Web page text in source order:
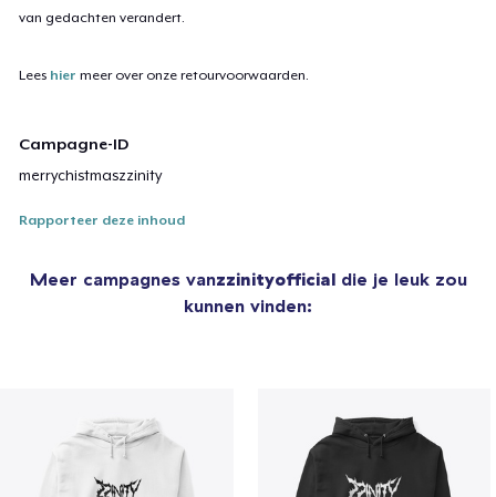
van gedachten verandert.
Lees hier meer over onze retourvoorwaarden.
Campagne-ID
merrychistmaszzinity
Rapporteer deze inhoud
Meer campagnes vanzzinityofficialdie je leuk zou
kunnen vinden: